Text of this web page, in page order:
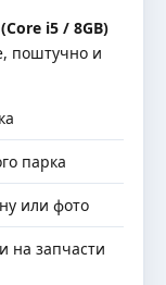
i5 / 8GB)
поштучно и
парка
или фото
на запчасти